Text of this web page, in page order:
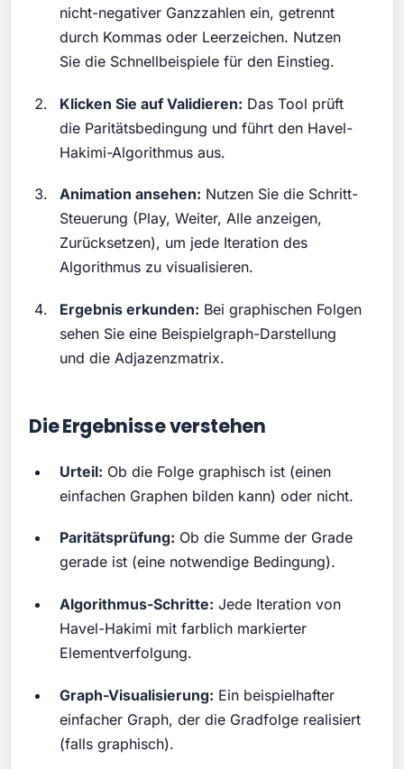
nicht-negativer Ganzzahlen ein, getrennt
durch Kommas oder Leerzeichen. Nutzen
Sie die Schnellbeispiele für den Einstieg.
Klicken Sie auf Validieren: Das Tool prüft
die Paritätsbedingung und führt den Havel-
Hakimi-Algorithmus aus.
Animation ansehen: Nutzen Sie die Schritt-
Steuerung (Play, Weiter, Alle anzeigen,
Zurücksetzen), um jede Iteration des
Algorithmus zu visualisieren.
Ergebnis erkunden: Bei graphischen Folgen
sehen Sie eine Beispielgraph-Darstellung
und die Adjazenzmatrix.
Die Ergebnisse verstehen
Urteil: Ob die Folge graphisch ist (einen
einfachen Graphen bilden kann) oder nicht.
Paritätsprüfung: Ob die Summe der Grade
gerade ist (eine notwendige Bedingung).
Algorithmus-Schritte: Jede Iteration von
Havel-Hakimi mit farblich markierter
Elementverfolgung.
Graph-Visualisierung: Ein beispielhafter
einfacher Graph, der die Gradfolge realisiert
(falls graphisch).